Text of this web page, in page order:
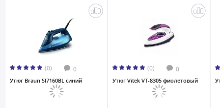
(0) 0
Утюг Braun SI7160BL синий
(0) 0
Утюг Vitek VT-8305 фиолетовый